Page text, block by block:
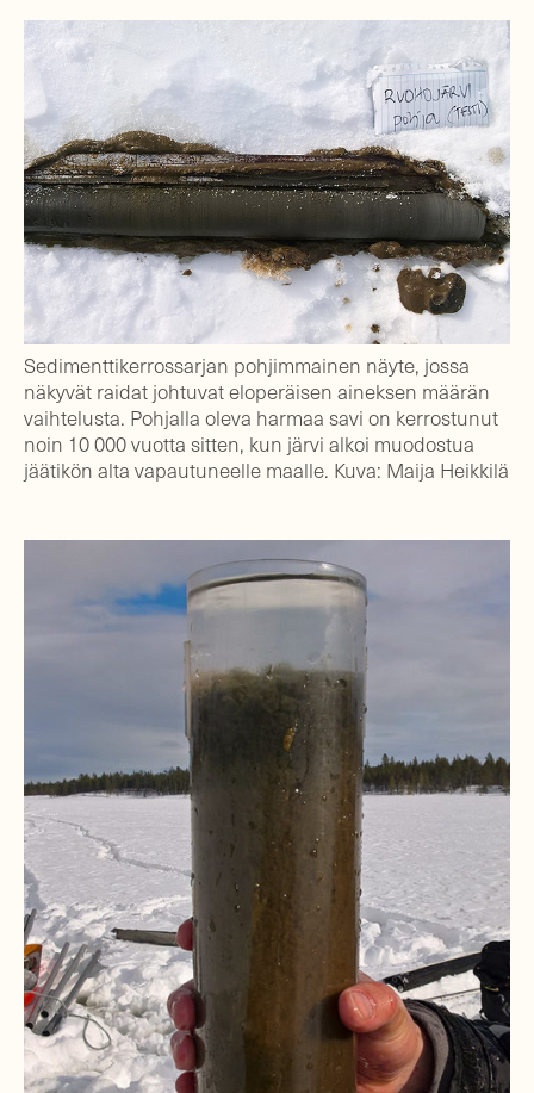
Sedimenttikerrossarjan pohjimmainen näyte, jossa
näkyvät raidat johtuvat eloperäisen aineksen määrän
vaihtelusta. Pohjalla oleva harmaa savi on kerrostunut
noin 10 000 vuotta sitten, kun järvi alkoi muodostua
jäätikön alta vapautuneelle maalle. Kuva: Maija Heikkilä